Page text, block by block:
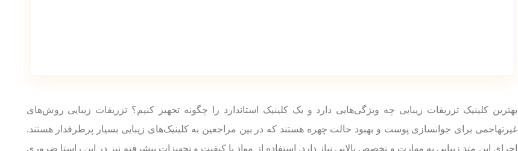
بهترین کلینیک تزریقات زیبایی چه ویژگی‌هایی دارد و یک کلینیک استاندارد را چگونه تجهیز کنیم؟ تزریقات زیبایی روش‌های
غیرتهاجمی برای جوانسازی پوست و بهبود حالت چهره هستند که در بین مراجعین به کلینیک‌های زیبایی بسیار پرطرفدار هستند.
اجرای این متد زیبایی به مهارت و تخصص بالایی نیاز دارد. استفاده از مواد با کیفیت و تجهیزات پیشرفته نیز در این راستا ضروری